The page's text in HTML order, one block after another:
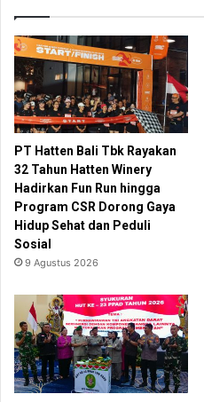
PT Hatten Bali Tbk Rayakan
32 Tahun Hatten Winery
Hadirkan Fun Run hingga
Program CSR Dorong Gaya
Hidup Sehat dan Peduli
Sosial
9 Agustus 2026